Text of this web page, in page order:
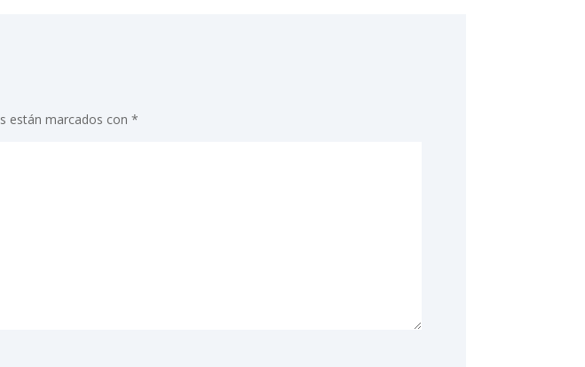
están marcados con*